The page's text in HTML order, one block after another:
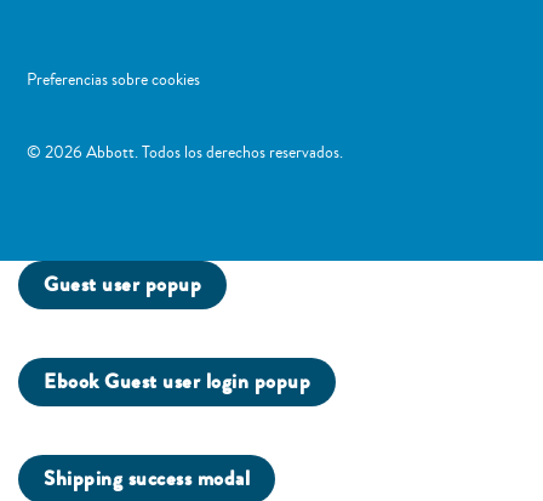
Preferencias sobre cookies
​© 2026 Abbott. Todos los derechos reservados.
Guest user popup
Ebook Guest user login popup
Shipping success modal